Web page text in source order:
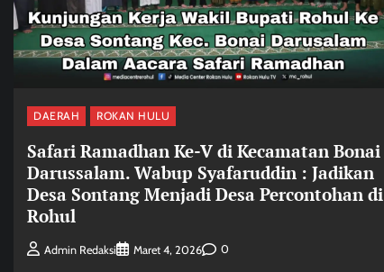
DAERAH ROKAN HULU
Safari Ramadhan Ke-V di Kecamatan Bonai
Darussalam. Wabup Syafaruddin : Jadikan
Desa Sontang Menjadi Desa Percontohan di
Rohul
Admin Redaksi Maret 4, 2026 0